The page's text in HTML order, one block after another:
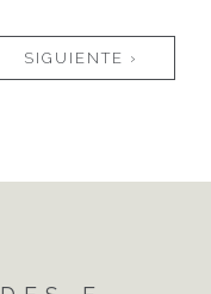
SIGUIENTE ›